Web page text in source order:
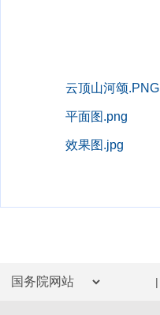
云顶山河颂.PNG
平面图.png
效果图.jpg
|